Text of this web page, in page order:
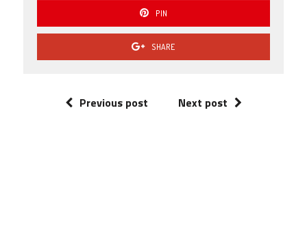
PIN
SHARE
Previous post Next post